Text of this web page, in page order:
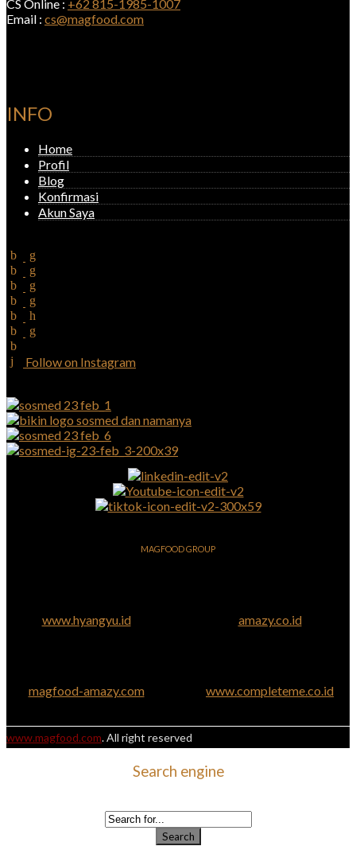
CS Online : +62 815-1985-1007
Email : cs@magfood.com
INFO
Home
Profil
Blog
Konfirmasi
Akun Saya
Follow on Instagram
MAGFOOD GROUP
www.hyangyu.id amazy.co.id
magfood-amazy.com www.completeme.co.id
www.magfood.com. All right reserved
Search engine
Search